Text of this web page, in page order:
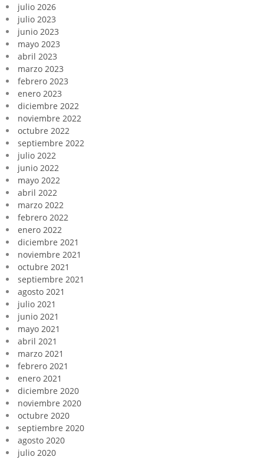
julio 2026
julio 2023
junio 2023
mayo 2023
abril 2023
marzo 2023
febrero 2023
enero 2023
diciembre 2022
noviembre 2022
octubre 2022
septiembre 2022
julio 2022
junio 2022
mayo 2022
abril 2022
marzo 2022
febrero 2022
enero 2022
diciembre 2021
noviembre 2021
octubre 2021
septiembre 2021
agosto 2021
julio 2021
junio 2021
mayo 2021
abril 2021
marzo 2021
febrero 2021
enero 2021
diciembre 2020
noviembre 2020
octubre 2020
septiembre 2020
agosto 2020
julio 2020